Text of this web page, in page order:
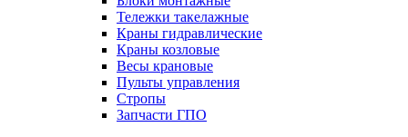
Тележки такелажные
Краны гидравлические
Краны козловые
Весы крановые
Пульты управления
Стропы
Запчасти ГПО